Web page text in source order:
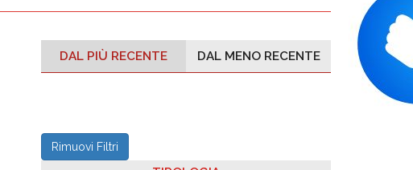
DAL PIÙ RECENTE DAL MENO RECENTE
Rimuovi Filtri